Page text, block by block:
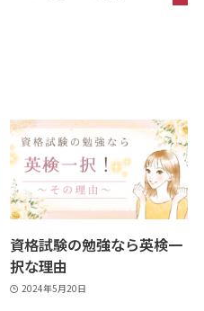
資格試験の勉強なら英検一
択な理由
2024年5月20日